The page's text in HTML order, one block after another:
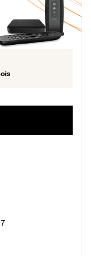
mois, Engagement 12 mois